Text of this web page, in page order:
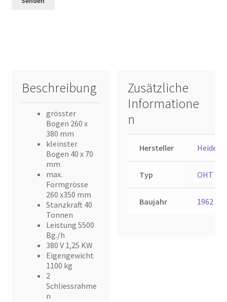
Beschreibung
grösster
Bogen 260 x
380 mm
kleinster
Bogen 40 x 70
mm
max.
Formgrösse
260 x350 mm
Stanzkraft 40
Tonnen
Leistung 5500
Bg./h
380 V 1,25 KW
Eigengewicht
1100 kg
2
Schliessrahme
n
Zusätzliche
Informatione
n
Hersteller
Typ OHT
Baujahr 1962